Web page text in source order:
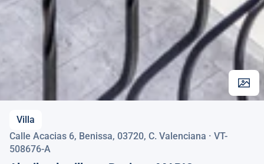
Villa
Calle Acacias 6, Benissa, 03720, C. Valenciana · VT-
508676-A